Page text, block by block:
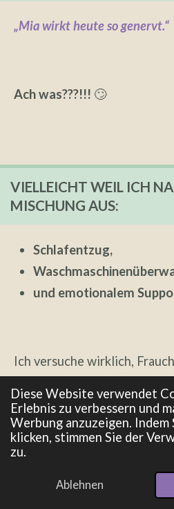
Diese Website verwendet
Erlebnis zu verbessern und
Werbung anzuzeigen. Indem
klicken, stimmen Sie der
zu.
Ablehnen
„Mia wirkt heute so genervt.“
Ach was???!!! 🙄
VIELLEICHT WEIL ICH
MISCHUNG AUS:
Schlafentzug,
und emotionalem
Ich versuche wirklich,
ABENDS STARRE ICH SIE
➡️ Ich lege mich
E-Mail